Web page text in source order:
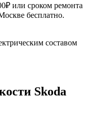
или сроком ремонта
бесплатно.
составом
Skoda